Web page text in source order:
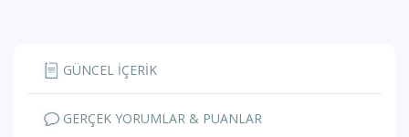
GÜNCEL İÇERİK
GERÇEK YORUMLAR & PUANLAR